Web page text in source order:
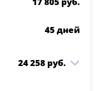
45дней
24 258 руб.